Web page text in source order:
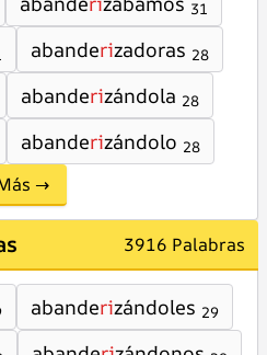
31
abanderizadoras 28
abanderizándola 28
abanderizándolo 28
→
3916 Palabras
abanderizándoles 29